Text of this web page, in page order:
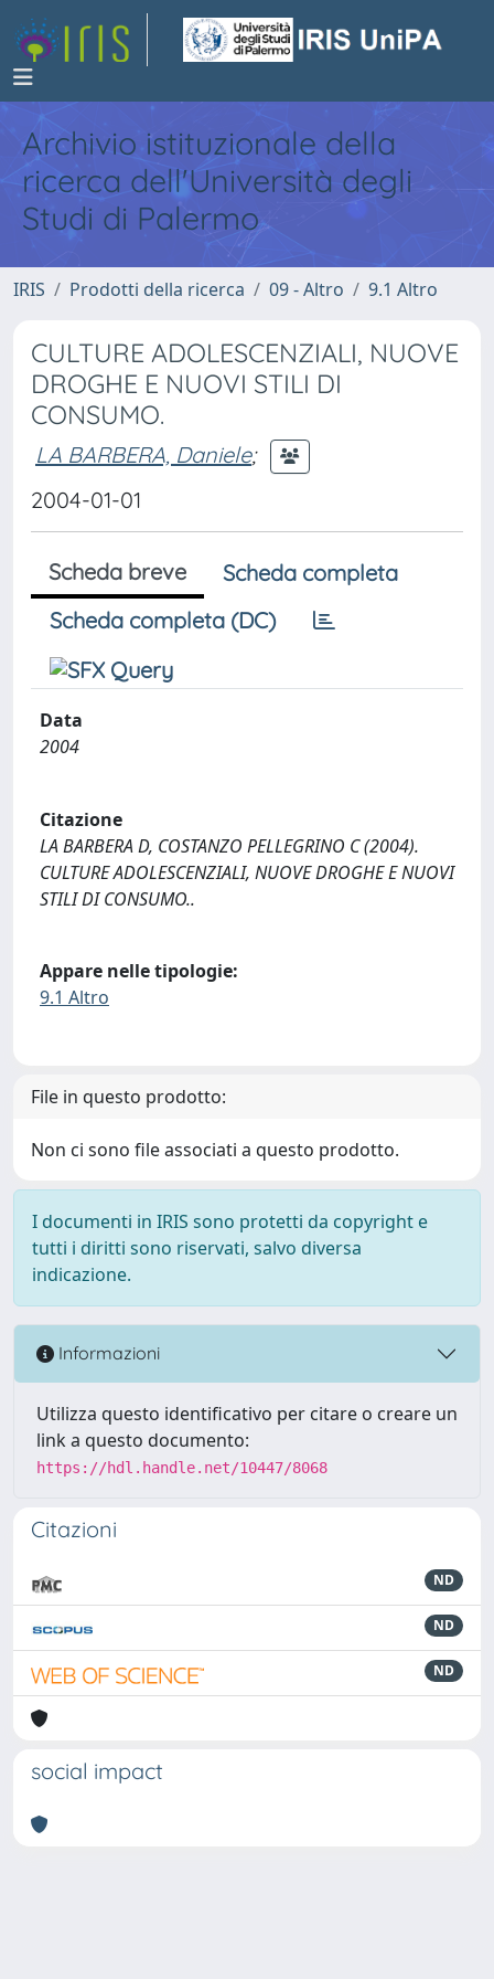
Archivio istituzionale della
ricerca dell'Università degli
Studi di Palermo
IRIS Prodotti della ricerca 09 - Altro 9.1 Altro
CULTURE ADOLESCENZIALI, NUOVE
DROGHE E NUOVI STILI DI
CONSUMO.
LA BARBERA, Daniele;
2004-01-01
Scheda breve
Scheda completa
Scheda completa (DC)
Data
2004
Citazione
LA BARBERA D, COSTANZO PELLEGRINO C (2004).
CULTURE ADOLESCENZIALI, NUOVE DROGHE E NUOVI
STILI DI CONSUMO..
Appare nelle tipologie:
9.1 Altro
File in questo prodotto:
Non ci sono file associati a questo prodotto.
I documenti in IRIS sono protetti da copyright e
tutti i diritti sono riservati, salvo diversa
indicazione.
Informazioni
Utilizza questo identificativo per citare o creare un
link a questo documento:
https://hdl.handle.net/10447/8068
Citazioni
ND
ND
ND
social impact